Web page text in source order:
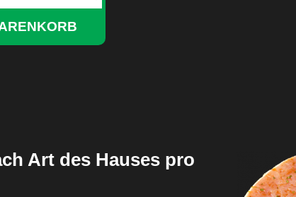
Art des Hauses pro